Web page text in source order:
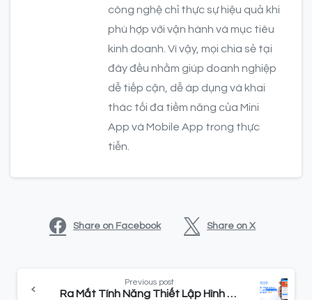
công nghệ chỉ thực sự hiệu quả khi
phù hợp với vận hành và mục tiêu
kinh doanh. Vì vậy, mọi chia sẻ tại
đây đều nhằm giúp doanh nghiệp
dễ tiếp cận, dễ áp dụng và khai
thác tối đa tiềm năng của Mini
App và Mobile App trong thực
tiễn.
Share on Facebook Share on X
Previous post
Ra Mắt Tính Năng Thiết Lập Hình Ảnh Trong Mẫu Thông Báo ZNS